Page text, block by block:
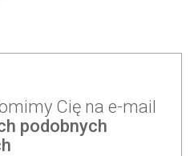
Cię na e-mail
podobnych